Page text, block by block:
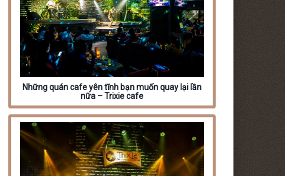
Những quán cafe yên tĩnh bạn muốn quay lại lần
nữa – Trixie cafe